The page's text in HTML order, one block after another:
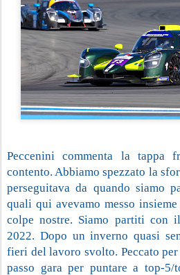
Peccenini commenta la tappa
contento. Abbiamo spezzato la
perseguitava da quando siamo
quali qui avevamo messo
colpe nostre. Siamo partiti con
2022. Dopo un inverno quasi
fieri del lavoro svolto. Peccato
passo gara per puntare a top-